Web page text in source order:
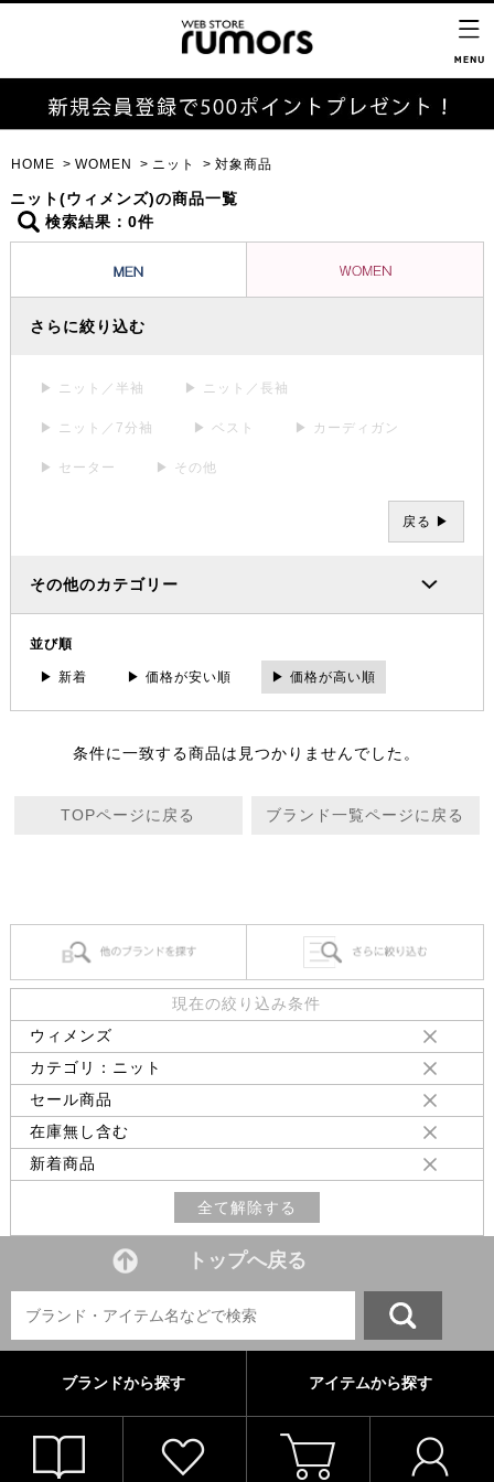
HOME WOMEN ニット 対象商品
ニット(ウィメンズ)の商品一覧
検索結果：0件
さらに絞り込む
▶ ニット／半袖 ▶ ニット／長袖
▶ ニット／7分袖 ▶ ベスト ▶ カーディガン
▶ セーター ▶ その他
戻る ▶
その他のカテゴリー
並び順
▶ 新着 ▶ 価格が安い順 ▶ 価格が高い順
条件に一致する商品は見つかりませんでした。
TOPページに戻る ブランド一覧ページに戻る
現在の絞り込み条件
ウィメンズ
カテゴリ：ニット
セール商品
在庫無し含む
新着商品
全て解除する
トップへ戻る
ブランドから探す アイテムから探す